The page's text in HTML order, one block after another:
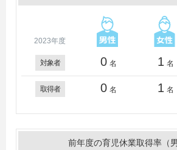
2023年度
対象者 0 名 1 名
取得者 0 名 1 名
前年度の育児休業取得率（男